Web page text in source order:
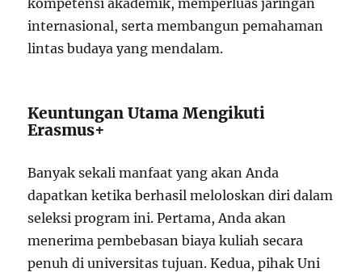
kompetensi akademik, memperluas jaringan
internasional, serta membangun pemahaman
lintas budaya yang mendalam.
Keuntungan Utama Mengikuti
Erasmus+
Banyak sekali manfaat yang akan Anda
dapatkan ketika berhasil meloloskan diri dalam
seleksi program ini. Pertama, Anda akan
menerima pembebasan biaya kuliah secara
penuh di universitas tujuan. Kedua, pihak Uni